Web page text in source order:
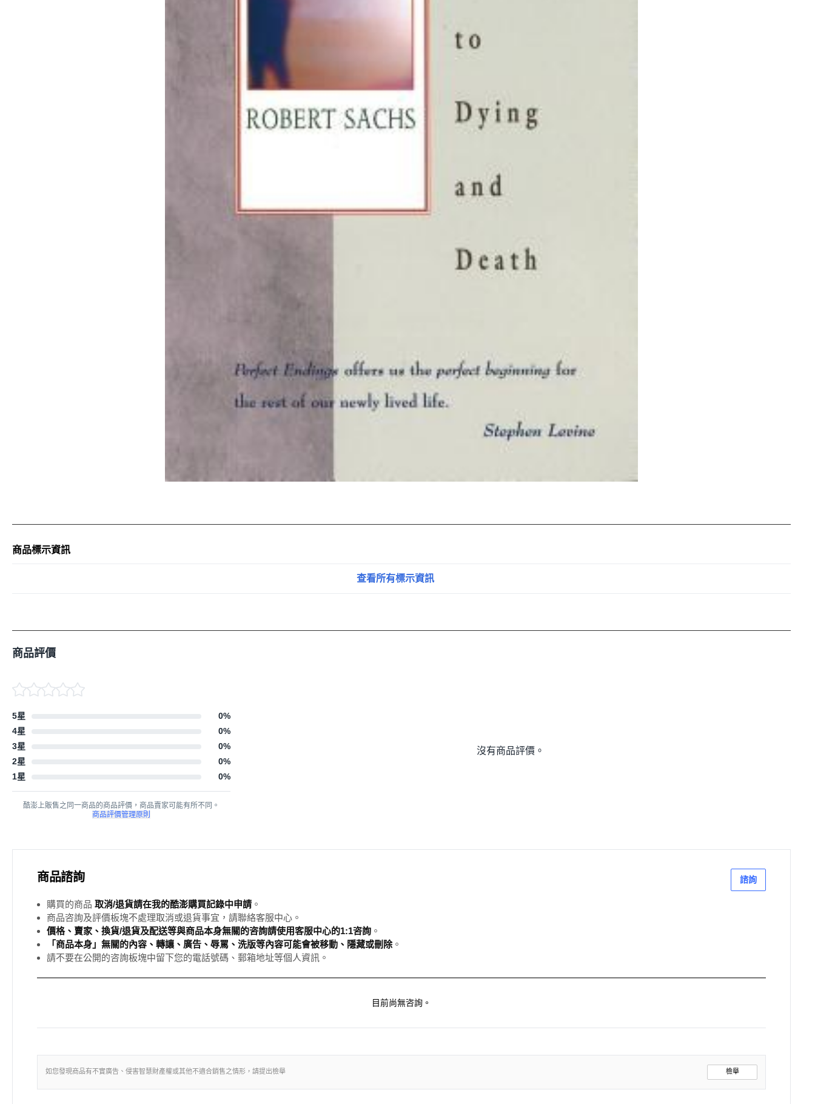
商品標示資訊
查看所有標示資訊
商品評價
5星 0%
4星
0%
3星
0%
2星
0%
1星
0%
酷澎上販售之同一商品的商品評價，商品賣家可能有所不同。
商品評價管理原則
沒有商品評價。
商品諮詢 諮詢
購買的商品 取消/退貨請在我的酷澎購買記錄中申請 。
商品咨詢及評價板塊不處理取消或退貨事宜，請聯絡客服中心。
價格、賣家、換貨/退貨及配送等與商品本身無關的咨詢請使用客服中心的1:1咨詢 。
「商品本身」無關的內容、轉讓、廣告、辱罵、洗版等內容可能會被移動、隱藏或刪除。
請不要在公開的咨詢板塊中留下您的電話號碼、郵箱地址等個人資訊。
目前尚無咨詢。
如您發現商品有不實廣告、侵害智慧財產權或其他不適合銷售之情形，請提出檢舉 檢舉